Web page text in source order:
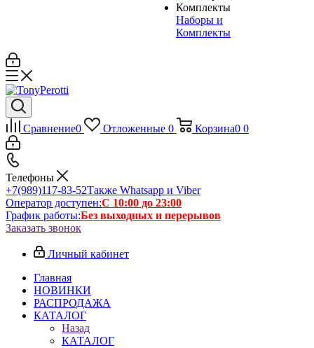
Наборы и
Комплекты
Сравнение0 Отложенные 0 Корзина0 0
Телефоны
+7(989)117-83-52Также Whatsapp и Viber
Оператор доступен:С 10:00 до 23:00
График работы:Без выходных и перерывов
Заказать звонок
Личный кабинет
Главная
НОВИНКИ
РАСПРОДАЖА
КАТАЛОГ
Назад
КАТАЛОГ